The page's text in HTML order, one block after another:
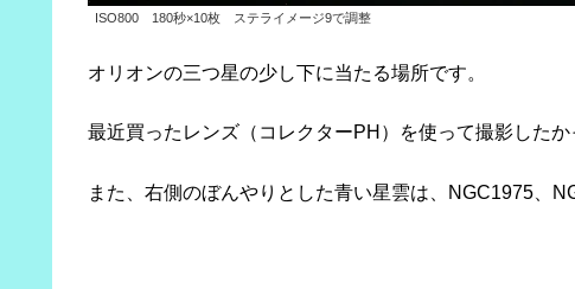
ISO800 180秒×10枚 ステライメージ9で調整
オリオンの三つ星の少し下に当たる場所です。
最近買ったレンズ（コレクターPH）を使って撮影したか
また、右側のぼんやりとした青い星雲は、NGC1975、